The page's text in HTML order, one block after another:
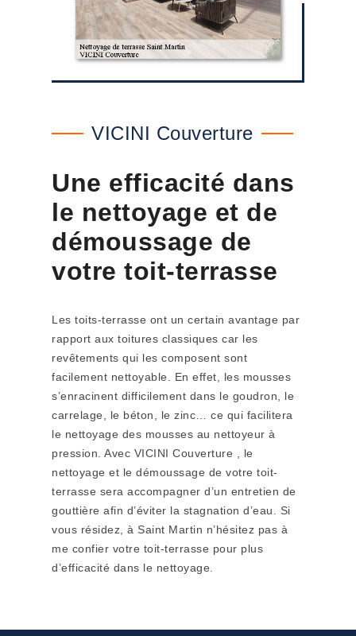
VICINI Couverture
Une efficacité dans
le nettoyage et de
démoussage de
votre toit-terrasse
Les toits-terrasse ont un certain avantage par
rapport aux toitures classiques car les
revêtements qui les composent sont
facilement nettoyable. En effet, les mousses
s’enracinent difficilement dans le goudron, le
carrelage, le béton, le zinc… ce qui facilitera
le nettoyage des mousses au nettoyeur à
pression. Avec VICINI Couverture , le
nettoyage et le démoussage de votre toit-
terrasse sera accompagner d’un entretien de
gouttière afin d’éviter la stagnation d’eau. Si
vous résidez, à Saint Martin n’hésitez pas à
me confier votre toit-terrasse pour plus
d’efficacité dans le nettoyage.